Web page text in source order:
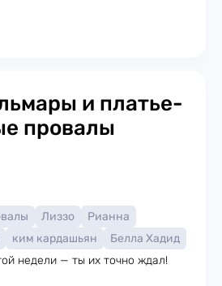
и платье-
провалы
Лиззо
Рианна
ким кардашьян
Белла Хадид
недели — ты их точно ждал!